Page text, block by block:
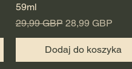
59ml
Regularna cena
29,99 GBP Cena rabatowa
28,99 GBP
Dodaj do koszyka